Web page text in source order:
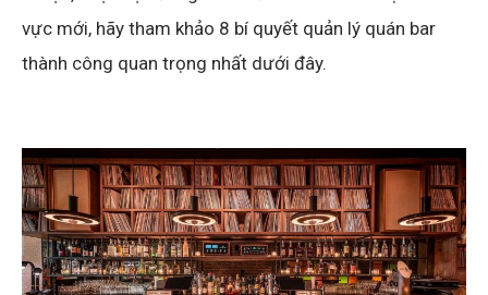
vực mới, hãy tham khảo 8 bí quyết quản lý quán bar
thành công quan trọng nhất dưới đây.